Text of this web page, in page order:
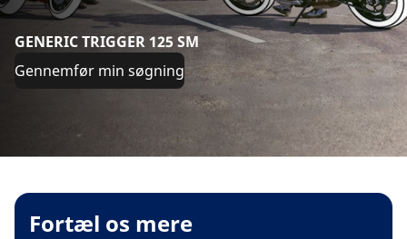
GENERIC TRIGGER 125 SM
Gennemfør min søgning
Fortæl os mere